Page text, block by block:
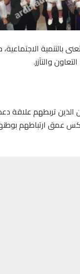
والتآزر.
تربطهم علاقة
عمق ارتباطهم